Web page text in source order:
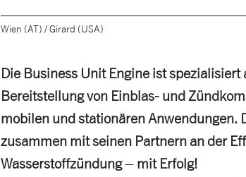
Wien (AT) / Girard (USA)
Die Business Unit Engine ist
Bereitstellung von Einblas- und
mobilen und stationären Anwendungen.
zusammen mit seinen Partnern an der
Wasserstoffzündung–mit Erfolg!